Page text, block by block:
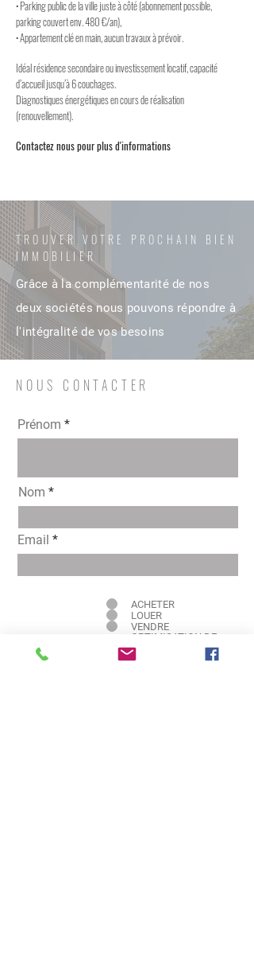
• Parking public de la ville juste à côté (abonnement possible,
parking couvert env. 480 €/an),
• Appartement clé en main, aucun travaux à prévoir.
Idéal résidence secondaire ou investissement locatif, capacité
d’accueil jusqu’à 6 couchages.
Diagnostiques énergétiques en cours de réalisation
(renouvellement).
Contactez nous pour plus d'informations
TROUVER VOTRE PROCHAIN BIEN
IMMOBILIER
Grâce à la complémentarité de nos
deux sociétés nous pouvons répondre à
l'intégralité de vos besoins
NOUS CONTACTER
Prénom
Nom
Email
ACHETER
LOUER
VENDRE
OPTIMISATION DE
VOTRE BIEN
Message